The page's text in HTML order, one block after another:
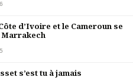
d’Ivoire et le Cameroun se
s’est tu à jamais